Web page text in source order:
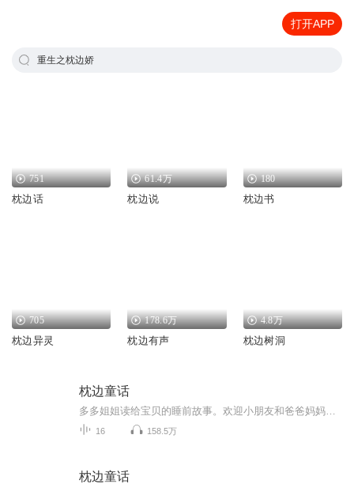
打开APP
重生之枕边娇
751
枕边话
61.4万
枕边说
180
枕边书
705
枕边异灵
178.6万
枕边有声
4.8万
枕边树洞
枕边童话
16 158.5万
枕边童话